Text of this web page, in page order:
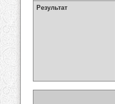
Результат